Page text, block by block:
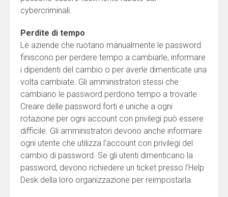
cybercriminali.
Perdite di tempo
Le aziende che ruotano manualmente le password
finiscono per perdere tempo a cambiarle, informare
i dipendenti del cambio o per averle dimenticate una
volta cambiate. Gli amministratori stessi che
cambiano le password perdono tempo a trovarle.
Creare delle password forti e uniche a ogni
rotazione per ogni account con privilegi può essere
difficile. Gli amministratori devono anche informare
ogni utente che utilizza l’account con privilegi del
cambio di password. Se gli utenti dimenticano la
password, devono richiedere un ticket presso l’Help
Desk della loro organizzazione per reimpostarla.